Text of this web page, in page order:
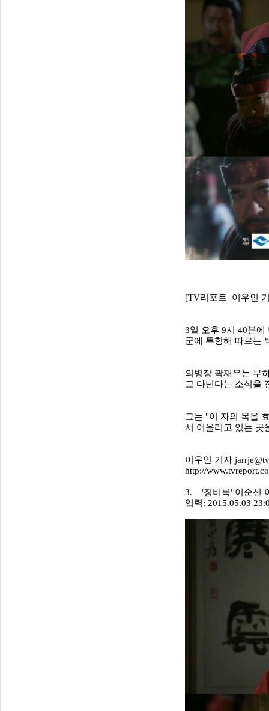
[TV리포트=이우인
3일 오후 9시 40분
군에 투항해 따르는
의병장 곽재우는 부
고 다닌다는 소식을
그는 "이 자의 목을
서 어울리고 있는 곳
이우인 기자
http://
3. '징비록' 이순신
입력: 2015.05.03